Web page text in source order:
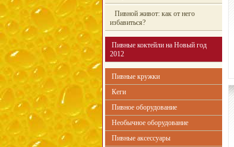
Пивной живот: как от него
избавиться?
Пивные коктейли на Новый год
2012
Пивные кружки
Кеги
Пивное оборудование
Необычное оборудование
Пивные аксессуары